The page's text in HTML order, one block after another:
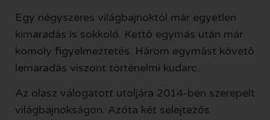
Egy négyszeres világbajnoktól már egyetlen
kimaradás is sokkoló. Kettő egymás után már
komoly figyelmeztetés. Három egymást követő
lemaradás viszont történelmi kudarc.
Az olasz válogatott utoljára 2014-ben szerepelt
világbajnokságon. Azóta két selejtezős